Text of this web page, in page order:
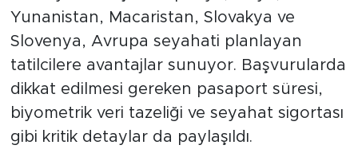
Yunanistan, Macaristan, Slovakya ve
Slovenya, Avrupa seyahati planlayan
tatilcilere avantajlar sunuyor. Başvurularda
dikkat edilmesi gereken pasaport süresi,
biyometrik veri tazeliği ve seyahat sigortası
gibi kritik detaylar da paylaşıldı.